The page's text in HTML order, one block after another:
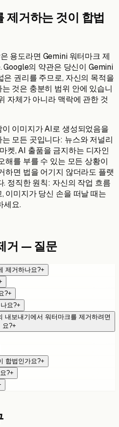
거하는 것이 합법
용도라면 Gemini 워터마크 제
Google의 약관은 당신이 Gemini
권리를 주므로, 자신의 목적을
것은 충분히 범위 안에 있습니
자체가 아니라 맥락에 관한 것
이미지가 AI로 생성되었음을
모든 곳입니다: 뉴스와 저널리
켓, AI 출품을 금지하는 디자인
해를 부를 수 있는 모든 상황이
하면 법을 어기지 않더라도 플랫
정직한 원칙: 자신의 작업 흐름
이미지가 당신 손을 떠날 때는
세요.
거 — 질문
제거하나요?+
?+
요?+
내보내기에서 워터마크를 제거하려면
요?+
합법인가요?+
?+